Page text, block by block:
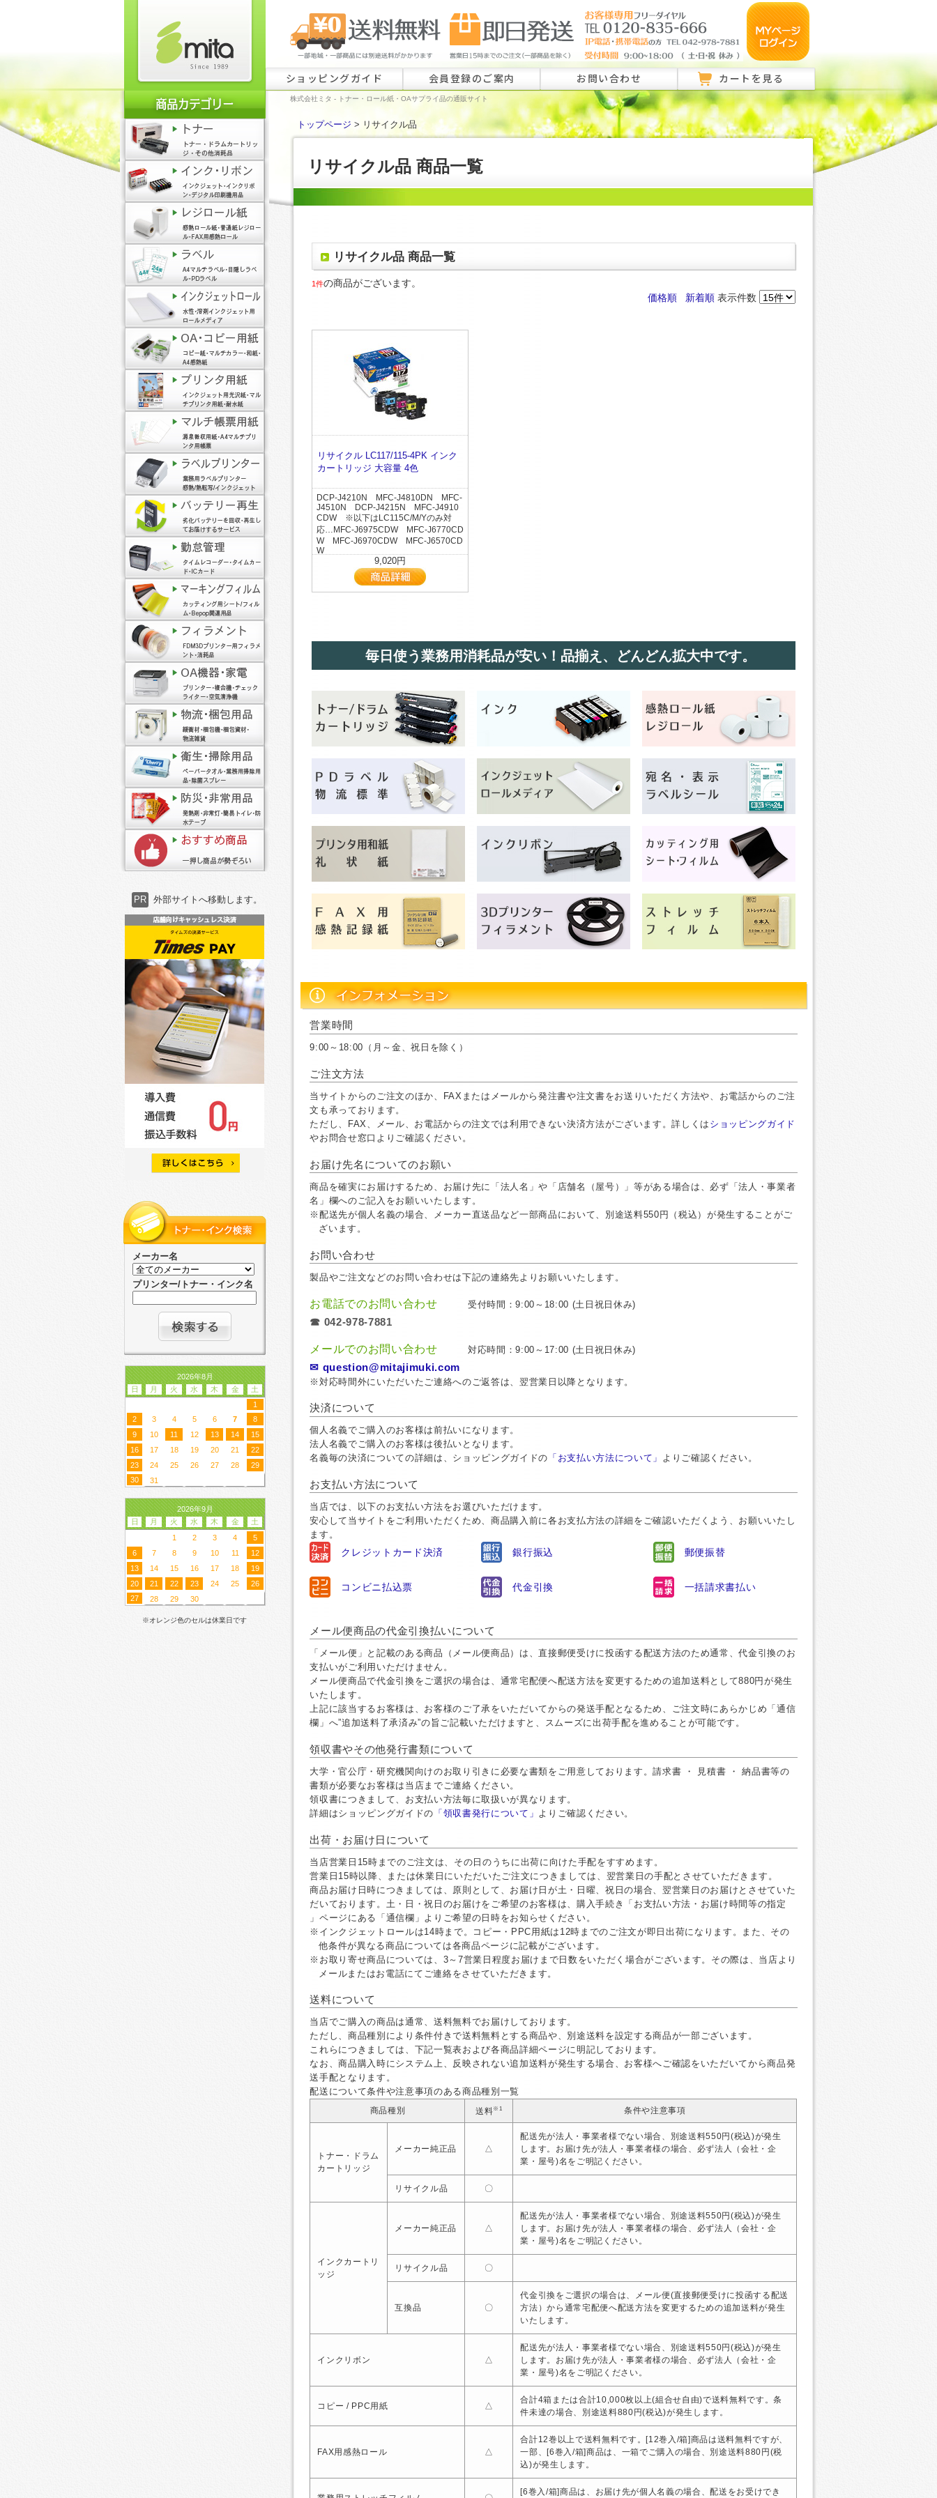
PR 外部サイトへ移動します。
メーカー名
プリンター/トナー・インク名
2026年8月
日
月 火 水 木 金
土
1
2
3 4 5 6 7
8
9
10 11 12 13 14
15
16
17 18 19 20 21
22
23
24 25 26 27 28
29
30
31
2026年9月
日
月 火 水 木 金
土
1
2 3 4
5
6
7 8 9 10 11
12
13
14 15 16 17 18
19
20
21 22 23 24 25
26
27
28 29 30
※オレンジ色のセルは休業日です
ショッピングガイド 会員登録のご案内 お問い合わせ
ロール紙特注のご相談はこちら
カートを見る
株式会社ミタ - トナー・ロール紙・OAサプライ品の通販サイト
トップページ > リサイクル品
リサイクル品 商品一覧
リサイクル品 商品一覧
1件の商品がございます。
価格順
新着順 表示件数
リサイクル LC117/115-4PK インク
カートリッジ 大容量 4色
DCP-J4210N MFC-J4810DN MFC-
J4510N DCP-J4215N MFC-J4910
CDW ※以下はLC115C/M/Yのみ対
応…MFC-J6975CDW MFC-J6770CD
W MFC-J6970CDW MFC-J6570CD
W
9,020円
毎日使う業務用消耗品が安い！品揃え、どんどん拡大中です。
営業時間
9:00～18:00（月～金、祝日を除く）
ご注文方法
当サイトからのご注文のほか、FAXまたはメールから発注書や注文書をお送りいただく方法や、お電話からのご注
文も承っております。
ただし、FAX、メール、お電話からの注文では利用できない決済方法がございます。詳しくは ショッピングガイド
やお問合せ窓口よりご確認ください。
お届け先名についてのお願い
商品を確実にお届けするため、お届け先に「法人名」や「店舗名（屋号）」等がある場合は、必ず「法人・事業者
名」欄へのご記入をお願いいたします。
※配送先が個人名義の場合、メーカー直送品など一部商品において、別途送料550円（税込）が発生することがご
ざいます。
お問い合わせ
製品やご注文などのお問い合わせは下記の連絡先よりお願いいたします。
お電話でのお問い合わせ 受付時間：9:00～18:00 (土日祝日休み)
☎ 042-978-7881
メールでのお問い合わせ 対応時間：9:00～17:00 (土日祝日休み)
✉ question@mitajimuki.com
※対応時間外にいただいたご連絡へのご返答は、翌営業日以降となります。
決済について
個人名義でご購入のお客様は前払いになります。
法人名義でご購入のお客様は後払いとなります。
名義毎の決済についての詳細は、ショッピングガイドの 「お支払い方法について」 よりご確認ください。
お支払い方法について
当店では、以下のお支払い方法をお選びいただけます。
安心して当サイトをご利用いただくため、商品購入前に各お支払方法の詳細をご確認いただくよう、お願いいたし
ます。
クレジットカード決済 銀行振込 郵便振替
コンビニ払込票 代金引換 一括請求書払い
メール便商品の代金引換払いについて
「メール便」と記載のある商品（メール便商品）は、直接郵便受けに投函する配送方法のため通常、代金引換のお
支払いがご利用いただけません。
メール便商品で代金引換をご選択の場合は、通常宅配便へ配送方法を変更するための追加送料として880円が発生
いたします。
上記に該当するお客様は、お客様のご了承をいただいてからの発送手配となるため、ご注文時にあらかじめ「通信
欄」へ”追加送料了承済み”の旨ご記載いただけますと、スムーズに出荷手配を進めることが可能です。
領収書やその他発行書類について
大学・官公庁・研究機関向けのお取り引きに必要な書類をご用意しております。請求書 ・ 見積書 ・ 納品書等の
書類が必要なお客様は当店までご連絡ください。
領収書につきまして、お支払い方法毎に取扱いが異なります。
詳細はショッピングガイドの 「領収書発行について」 よりご確認ください。
出荷・お届け日について
当店営業日15時までのご注文は、その日のうちに出荷に向けた手配をすすめます。
営業日15時以降、または休業日にいただいたご注文につきましては、翌営業日の手配とさせていただきます。
商品お届け日時につきましては、原則として、お届け日が土・日曜、祝日の場合、翌営業日のお届けとさせていた
だいております。土・日・祝日のお届けをご希望のお客様は、購入手続き「お支払い方法・お届け時間等の指定
」ページにある「通信欄」よりご希望の日時をお知らせください。
※インクジェットロールは14時まで。コピー・PPC用紙は12時までのご注文が即日出荷になります。また、その
他条件が異なる商品については各商品ページに記載がございます。
※お取り寄せ商品については、3～7営業日程度お届けまで日数をいただく場合がございます。その際は、当店より
メールまたはお電話にてご連絡をさせていただきます。
送料について
当店でご購入の商品は通常、送料無料でお届けしております。
ただし、商品種別により条件付きで送料無料とする商品や、別途送料を設定する商品が一部ございます。
これらにつきましては、下記一覧表および各商品詳細ページに明記しております。
なお、商品購入時にシステム上、反映されない追加送料が発生する場合、お客様へご確認をいただいてから商品発
送手配となります。
配送について条件や注意事項のある商品種別一覧
商品種別 送料※1 条件や注意事項
トナー・ドラム
カートリッジ
メーカー純正品 △
配送先が法人・事業者様でない場合、別途送料550円(税込)が発生
します。お届け先が法人・事業者様の場合、必ず法人（会社・企
業・屋号)名をご明記ください。
リサイクル品 〇
インクカートリ
ッジ
メーカー純正品 △
配送先が法人・事業者様でない場合、別途送料550円(税込)が発生
します。お届け先が法人・事業者様の場合、必ず法人（会社・企
業・屋号)名をご明記ください。
リサイクル品 〇
互換品 〇
代金引換をご選択の場合は、メール便(直接郵便受けに投函する配送
方法）から通常宅配便へ配送方法を変更するための追加送料が発生
いたします。
インクリボン △
配送先が法人・事業者様でない場合、別途送料550円(税込)が発生
します。お届け先が法人・事業者様の場合、必ず法人（会社・企
業・屋号)名をご明記ください。
コピー / PPC用紙 △
合計4箱または合計10,000枚以上(組合せ自由)で送料無料です。条
件未達の場合、別途送料880円(税込)が発生します。
FAX用感熱ロール △
合計12巻以上で送料無料です。[12巻入/箱]商品は送料無料ですが、
一部、[6巻入/箱]商品は、一箱でご購入の場合、別途送料880円(税
込)が発生します。
[6巻入/箱]商品は、お届け先が個人名義の場合、配送をお受けでき